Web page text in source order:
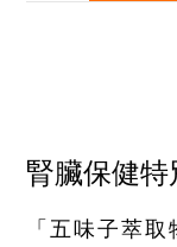
腎臟保健特
「五味子萃